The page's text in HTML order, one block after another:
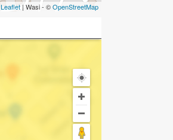
Leaflet| Wasi - ©OpenStreetMap